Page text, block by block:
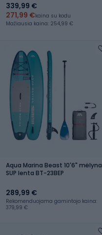
339,99 €
271,99 €kaina su kodu
Mažiausia kaina: 254,99 €
Aqua Marina Beast 10'6" mėlyna
SUP lenta BT-23BEP
289,99 €
Rekomenduojama gamintojo kaina:
379,99 €